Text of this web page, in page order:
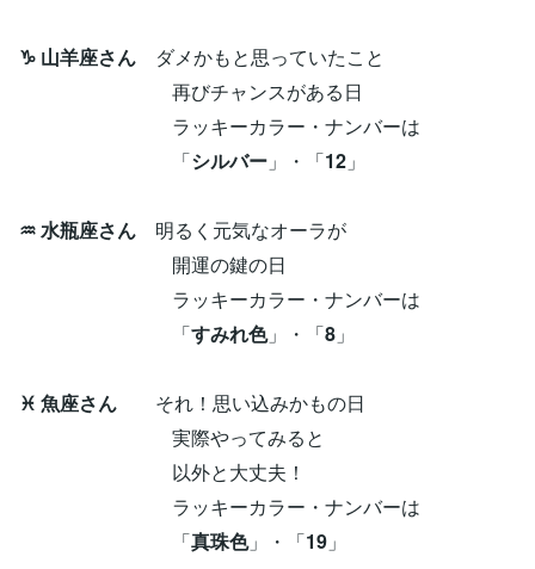
♑ 山羊座さん ダメかもと思っていたこと
再びチャンスがある日
ラッキーカラー・ナンバーは
「シルバー 」・「12 」
♒ 水瓶座さん 明るく元気なオーラが
開運の鍵の日
ラッキーカラー・ナンバーは
「すみれ色」・「8 」
♓ 魚座さん それ！思い込みかもの日
実際やってみると
以外と大丈夫！
ラッキーカラー・ナンバーは
「真珠色」・「19 」